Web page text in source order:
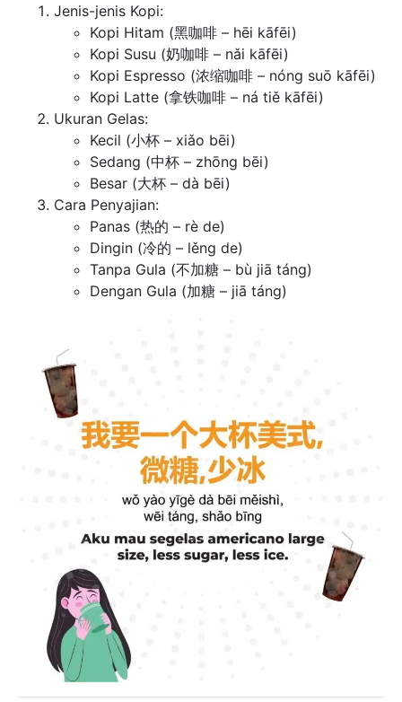
Jenis-jenis Kopi:
Kopi Hitam (黑咖啡 – hēi kāfēi)
Kopi Susu (奶咖啡 – nǎi kāfēi)
Kopi Espresso (浓缩咖啡 – nóng suō kāfēi)
Kopi Latte (拿铁咖啡 – ná tiě kāfēi)
Ukuran Gelas:
Kecil (小杯 – xiǎo bēi)
Sedang (中杯 – zhōng bēi)
Besar (大杯 – dà bēi)
Cara Penyajian:
Panas (热的 – rè de)
Dingin (冷的 – lěng de)
Tanpa Gula (不加糖 – bù jiā táng)
Dengan Gula (加糖 – jiā táng)